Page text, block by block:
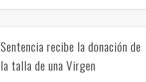
Sentencia recibe la donación de
la talla de una Virgen